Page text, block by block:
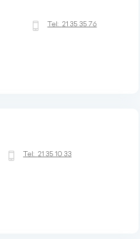
Tel: 21 35 35 76
Tel: 21 35 10 33